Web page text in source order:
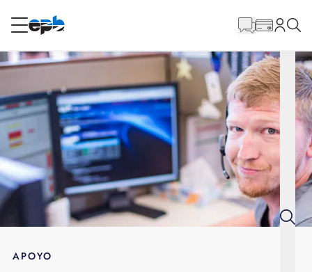
RESIDENCIAL
Internet
Energía
Televisión
principal
APOYO